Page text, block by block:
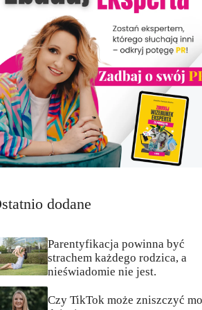
dodane
Parentyfikacja powinna być
strachem każdego rodzica, a
nieświadomie nie jest.
Czy TikTok może zniszczyć